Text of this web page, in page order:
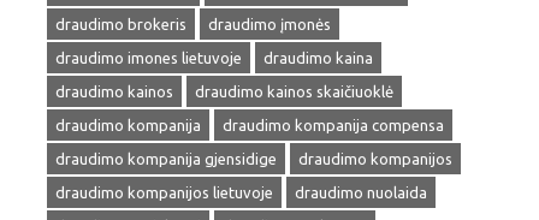
draudimo brokeris
draudimo įmonės
draudimo imones lietuvoje
draudimo kaina
draudimo kainos
draudimo kainos skaičiuoklė
draudimo kompanija
draudimo kompanija compensa
draudimo kompanija gjensidige
draudimo kompanijos
draudimo kompanijos lietuvoje
draudimo nuolaida